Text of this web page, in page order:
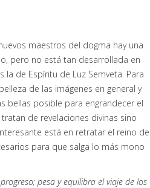
maestros del dogma hay una
pero no está tan desarrollada en
de Espíritu de Luz Semveta. Para
de las imágenes en general y
bellas posible para engrandecer el
de revelaciones divinas sino
está en retratar el reino de
para que salga lo más mono
pesa y equilibra el viaje de los